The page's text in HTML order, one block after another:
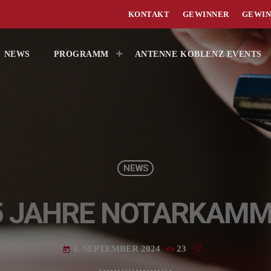
KONTAKT GEWINNER
NEWS PROGRAMM ANTENNE KOBLENZ EVENTS
NEWS
today 6. SEPTEMBER 2024 23